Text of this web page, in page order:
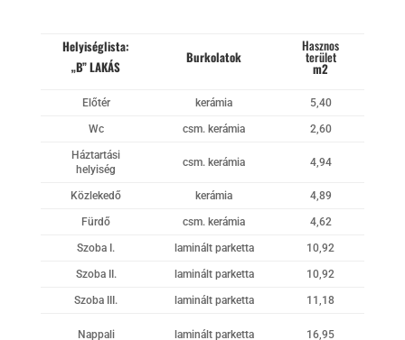
Helyiséglista:
„B” LAKÁS
Burkolatok
Hasznos
terület
m2
Előtér kerámia 5,40
Wc csm. kerámia 2,60
Háztartási
helyiség
csm. kerámia 4,94
Közlekedő kerámia 4,89
Fürdő csm. kerámia 4,62
Szoba I. laminált parketta 10,92
Szoba II. laminált parketta 10,92
Szoba III. laminált parketta 11,18
Nappali laminált parketta 16,95